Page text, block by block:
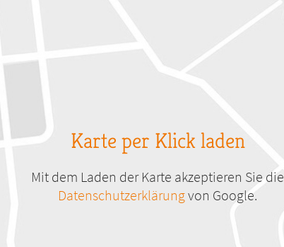
Karte per Klick laden
Mit dem Laden der Karte akzeptieren Sie die
Datenschutzerklärungvon Google.